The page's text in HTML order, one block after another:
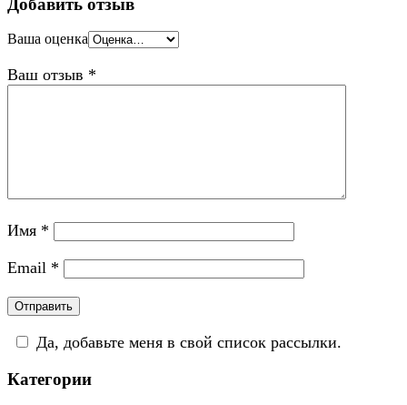
Добавить отзыв
Ваша оценка
Ваш отзыв *
Имя *
Email *
Да, добавьте меня в свой список рассылки.
Категории